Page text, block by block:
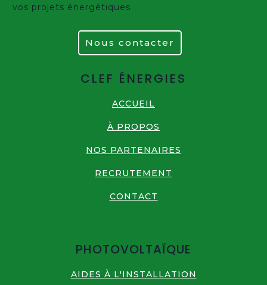
vos projets énergétiques
Nous contacter
CLEF ÉNERGIES
ACCUEIL
À PROPOS
NOS PARTENAIRES
RECRUTEMENT
CONTACT
PHOTOVOLTAÏQUE
AIDES À L'INSTALLATION